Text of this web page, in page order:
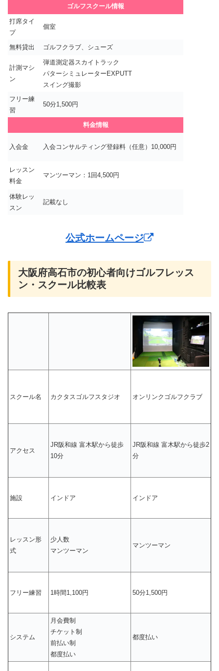
ゴルフスクール情報
打席タイ
プ
個室
無料貸出 ゴルフクラブ、シューズ
計測マシ
ン
弾道測定器スカイトラック
パターシミュレーターEXPUTT
スイング撮影
フリー練
習
50分1,500円
料金情報
入会金 入会コンサルティング登録料（任意）10,000円
レッスン
料金
マンツーマン：1回4,500円
体験レッ
スン
記載なし
公式ホームページ
大阪府高石市の初心者向けゴルフレッス
ン・スクール比較表
スクール名 カクタスゴルフスタジオ オンリンクゴルフクラブ
アクセス
JR阪和線 富木駅から徒歩
10分
JR阪和線 富木駅から徒歩2
分
施設 インドア インドア
レッスン形
式
少人数
マンツーマン
マンツーマン
フリー練習 1時間1,100円 50分1,500円
システム
月会費制
チケット制
前払い制
都度払い
都度払い